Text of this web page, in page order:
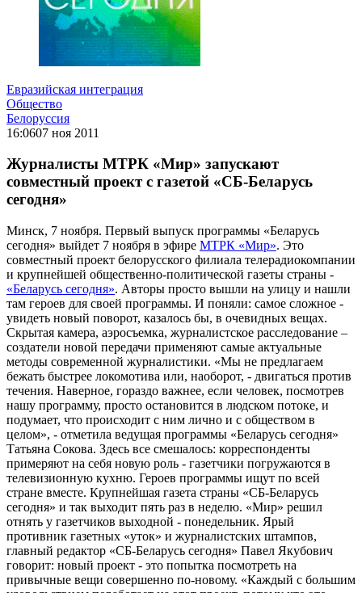
Евразийская интеграция
Общество
Белоруссия
16:0607 ноя 2011
Журналисты МТРК «Мир» запускают
совместный проект с газетой «СБ-Беларусь
сегодня»
Минск, 7 ноября. Первый выпуск программы «Беларусь
сегодня» выйдет 7 ноября в эфире МТРК «Мир». Это
совместный проект белорусского филиала телерадиокомпании
и крупнейшей общественно-политической газеты страны -
«Беларусь сегодня». Авторы просто вышли на улицу и нашли
там героев для своей программы. И поняли: самое сложное -
увидеть новый поворот, казалось бы, в очевидных вещах.
Скрытая камера, аэросъемка, журналистское расследование –
создатели новой передачи применяют самые актуальные
методы современной журналистики. «Мы не предлагаем
бежать быстрее локомотива или, наоборот, - двигаться против
течения. Наверное, гораздо важнее, если человек, посмотрев
нашу программу, просто остановится в людском потоке, и
подумает, что происходит с ним лично и с обществом в
целом», - отметила ведущая программы «Беларусь сегодня»
Татьяна Сокова. Здесь все смешалось: корреспонденты
примеряют на себя новую роль - газетчики погружаются в
телевизионную кухню. Героев программы ищут по всей
стране вместе. Крупнейшая газета страны «СБ-Беларусь
сегодня» и так выходит пять раз в неделю. «Мир» решил
отнять у газетчиков выходной - понедельник. Ярый
противник газетных «уток» и журналистских штампов,
главный редактор «СБ-Беларусь сегодня» Павел Якубович
говорит: новый проект - это попытка посмотреть на
привычные вещи совершенно по-новому. «Каждый с большим